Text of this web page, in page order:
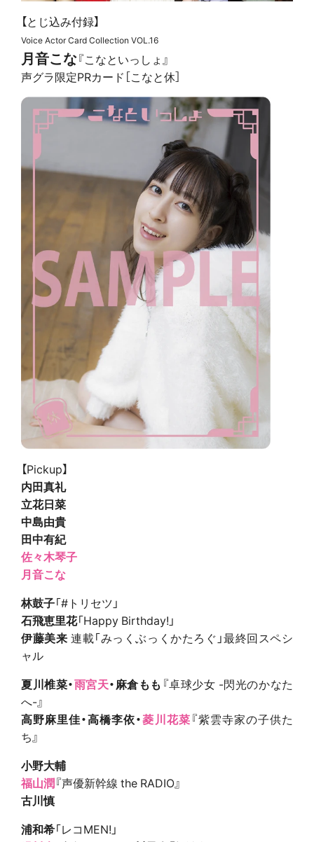
【とじ込み付録】
Voice Actor Card Collection VOL.16
月音こな『こなといっしょ』
声グラ限定PRカード［こなと休］
【Pickup】
内田真礼
立花日菜
中島由貴
田中有紀
佐々木琴子
月音こな
林鼓子「#トリセツ」
石飛恵里花「Happy Birthday!」
伊藤美来 連載「みっくぶっくかたろぐ」最終回スペシ
ャル
夏川椎菜・雨宮天・麻倉もも 『卓球少女 -閃光のかなた
へ-』
高野麻里佳・高橋李依・菱川花菜『紫雲寺家の子供た
ち』
小野大輔
福山潤『声優新幹線 the RADIO』
古川慎
浦和希「レコMEN!」